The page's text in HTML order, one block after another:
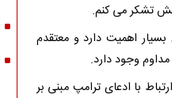
تشکر می کنم.
اهمیت دارد و معتقدم
وجود دارد.
با ادعای ترامپ مبنی بر